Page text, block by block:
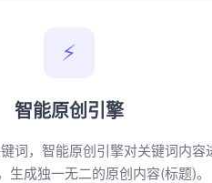
⚡
智能原创引擎
词，智能原创引擎对关键词内容
生成独一无二的原创内容(标题)。